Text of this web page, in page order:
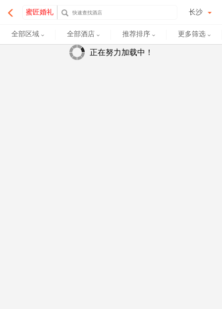
蜜匠婚礼 长沙
全部区域 全部酒店 推荐排序 更多筛选
正在努力加载中！